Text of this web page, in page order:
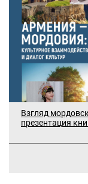
Взгляд
презентация
В